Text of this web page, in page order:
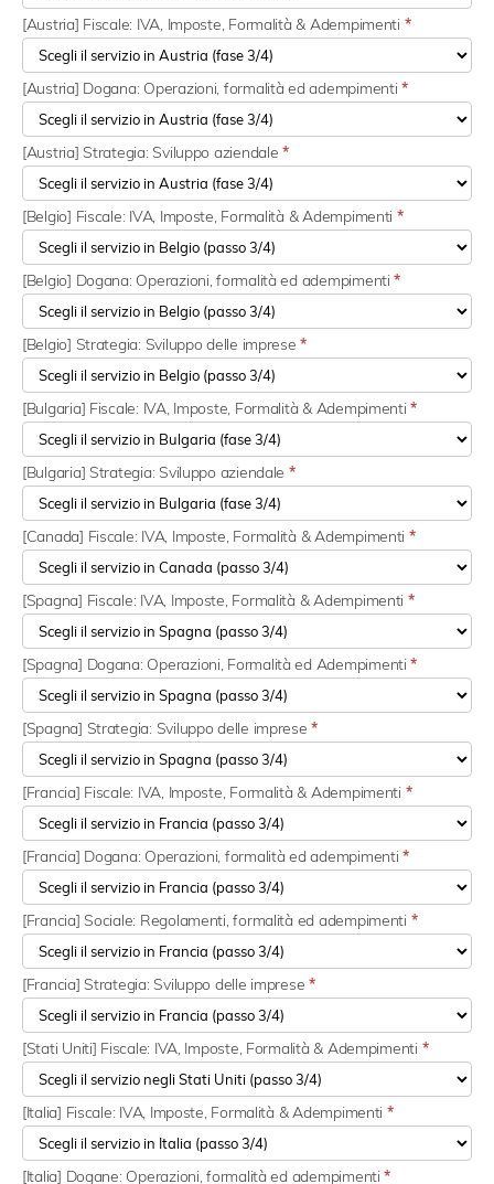
[Austria] Fiscale: IVA, Imposte, Formalità & Adempimenti *
[Austria] Dogana: Operazioni, formalità ed adempimenti*
[Austria] Strategia: Sviluppo aziendale*
[Belgio] Fiscale: IVA, Imposte, Formalità & Adempimenti *
[Belgio] Dogana: Operazioni, formalità ed adempimenti*
[Belgio] Strategia: Sviluppo delle imprese*
[Bulgaria] Fiscale: IVA, Imposte, Formalità & Adempimenti*
[Bulgaria] Strategia: Sviluppo aziendale *
[Canada] Fiscale: IVA, Imposte, Formalità & Adempimenti *
[Spagna] Fiscale: IVA, Imposte, Formalità & Adempimenti *
[Spagna] Dogana: Operazioni, Formalità ed Adempimenti*
[Spagna] Strategia: Sviluppo delle imprese*
[Francia] Fiscale: IVA, Imposte, Formalità & Adempimenti *
[Francia] Dogana: Operazioni, formalità ed adempimenti*
[Francia] Sociale: Regolamenti, formalità ed adempimenti *
[Francia] Strategia: Sviluppo delle imprese*
[Stati Uniti] Fiscale: IVA, Imposte, Formalità & Adempimenti *
[Italia] Fiscale: IVA, Imposte, Formalità & Adempimenti *
[Italia] Dogane: Operazioni, formalità ed adempimenti*